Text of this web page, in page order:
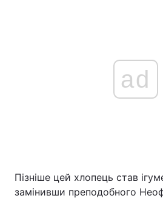
ad
Пізніше цей хлопець став
замінивши преподобного